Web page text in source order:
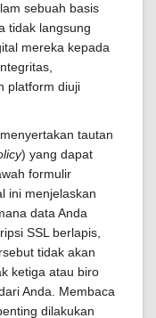
sebuah basis
tidak langsung
mereka kepada
platform diuji
tautan
) yang dapat
formulir
ini menjelaskan
data Anda
SSL berlapis,
tidak akan
ketiga atau biro
Anda. Membaca
dilakukan